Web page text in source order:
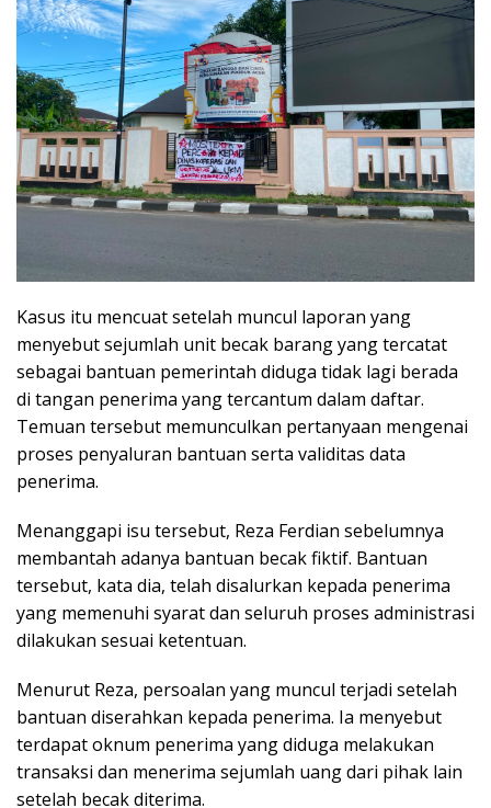
Kasus itu mencuat setelah muncul laporan yang
menyebut sejumlah unit becak barang yang tercatat
sebagai bantuan pemerintah diduga tidak lagi berada
di tangan penerima yang tercantum dalam daftar.
Temuan tersebut memunculkan pertanyaan mengenai
proses penyaluran bantuan serta validitas data
penerima.
Menanggapi isu tersebut, Reza Ferdian sebelumnya
membantah adanya bantuan becak fiktif. Bantuan
tersebut, kata dia, telah disalurkan kepada penerima
yang memenuhi syarat dan seluruh proses administrasi
dilakukan sesuai ketentuan.
Menurut Reza, persoalan yang muncul terjadi setelah
bantuan diserahkan kepada penerima. Ia menyebut
terdapat oknum penerima yang diduga melakukan
transaksi dan menerima sejumlah uang dari pihak lain
setelah becak diterima.